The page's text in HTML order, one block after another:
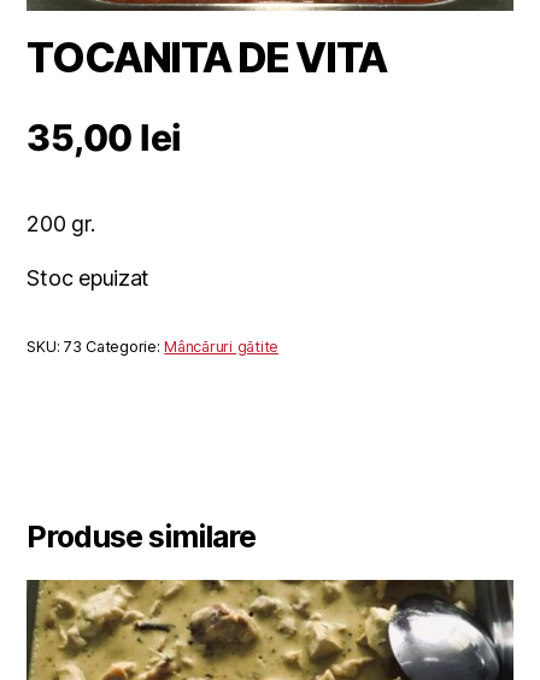
TOCANITA DE VITA
35,00 lei
200 gr.
Stoc epuizat
SKU:73 Categorie:Mâncăruri gătite
Produse similare